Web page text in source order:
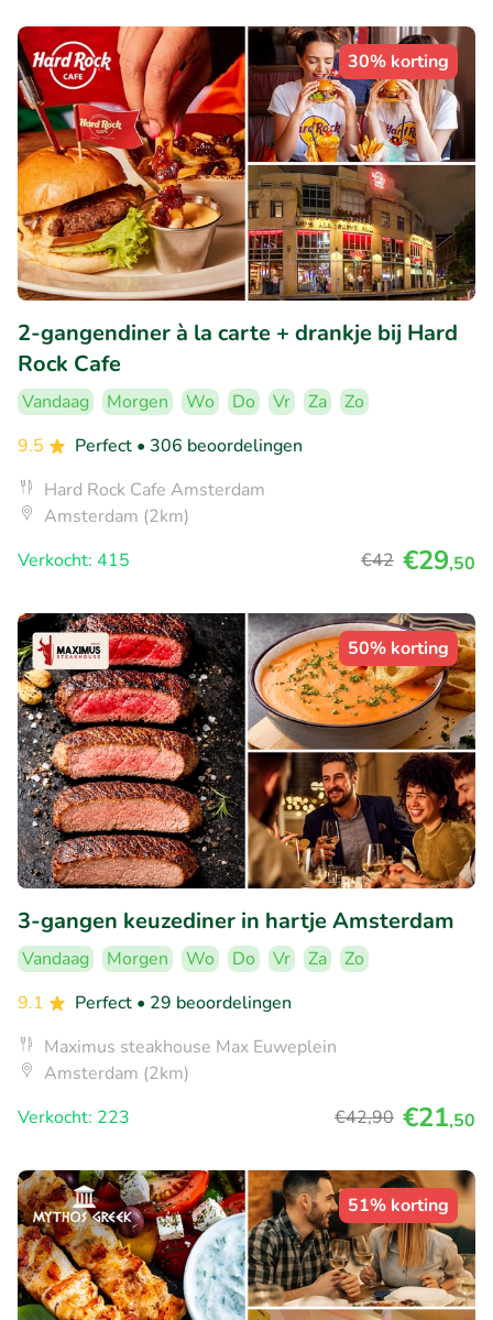
30% korting
2-gangendiner à la carte + drankje bij Hard
Rock Cafe
Vandaag Morgen Wo Do Vr Za
Zo
9.5
Perfect • 306 beoordelingen
Hard Rock Cafe Amsterdam
Amsterdam (2km)
Verkocht: 415
€42 €29,50
50% korting
3-gangen keuzediner in hartje Amsterdam
Vandaag Morgen Wo Do Vr Za
Zo
9.1
Perfect • 29 beoordelingen
Maximus steakhouse Max Euweplein
Amsterdam (2km)
Verkocht: 223
€42,90 €21,50
51% korting